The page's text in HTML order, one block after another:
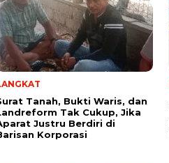
Tanah, Bukti Waris, dan
Tak Cukup, Jika
Justru Berdiri di
Korporasi